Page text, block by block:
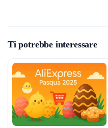
Ti potrebbe interessare